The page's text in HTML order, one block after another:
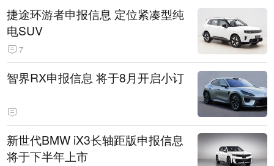
捷途环游者申报信息 定位紧凑型纯
电SUV
7
智界RX申报信息 将于8月开启小订
新世代BMW iX3长轴距版申报信息
将于下半年上市